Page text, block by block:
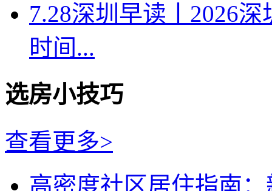
7.28深圳早读丨2026
时间...
选房小技巧
查看更多>
高密度社区居住指南